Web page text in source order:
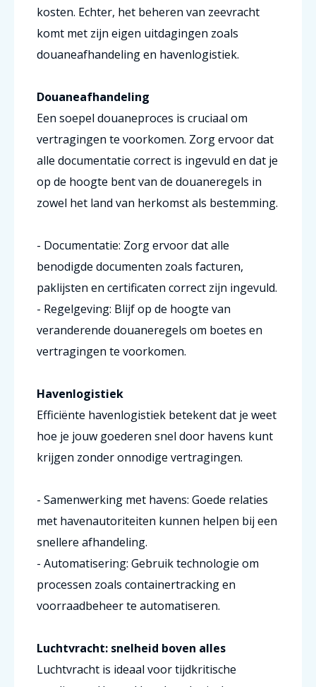
kosten. Echter, het beheren van zeevracht
komt met zijn eigen uitdagingen zoals
douaneafhandeling en havenlogistiek.
Douaneafhandeling
Een soepel douaneproces is cruciaal om
vertragingen te voorkomen. Zorg ervoor dat
alle documentatie correct is ingevuld en dat je
op de hoogte bent van de douaneregels in
zowel het land van herkomst als bestemming.
- Documentatie: Zorg ervoor dat alle
benodigde documenten zoals facturen,
paklijsten en certificaten correct zijn ingevuld.
- Regelgeving: Blijf op de hoogte van
veranderende douaneregels om boetes en
vertragingen te voorkomen.
Havenlogistiek
Efficiënte havenlogistiek betekent dat je weet
hoe je jouw goederen snel door havens kunt
krijgen zonder onnodige vertragingen.
- Samenwerking met havens: Goede relaties
met havenautoriteiten kunnen helpen bij een
snellere afhandeling.
- Automatisering: Gebruik technologie om
processen zoals containertracking en
voorraadbeheer te automatiseren.
Luchtvracht: snelheid boven alles
Luchtvracht is ideaal voor tijdkritische